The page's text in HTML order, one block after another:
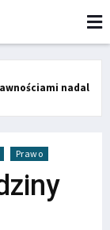
nadal
Prawo